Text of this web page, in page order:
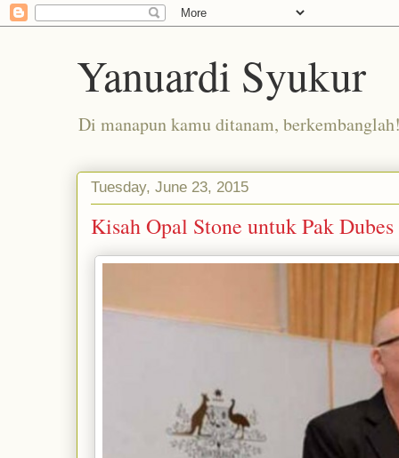
Yanuardi Syukur
Di manapun kamu ditanam,
Tuesday, June 23, 2015
Kisah Opal Stone untuk Pak